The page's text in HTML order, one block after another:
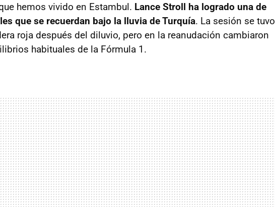
hemos vivido en Estambul. Lance Stroll ha logrado una de
que se recuerdan bajo la lluvia de Turquía. La sesión se tuvo
roja después del diluvio, pero en la reanudación cambiaron
habituales de la Fórmula 1.